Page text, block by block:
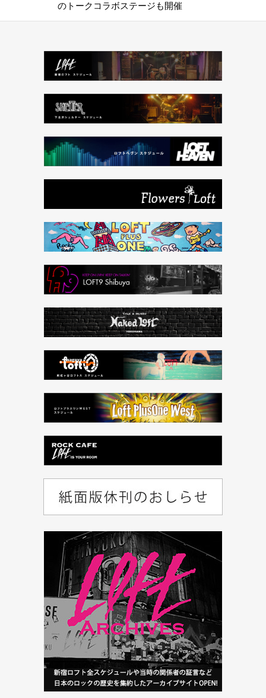
のトークコラボステージも開催